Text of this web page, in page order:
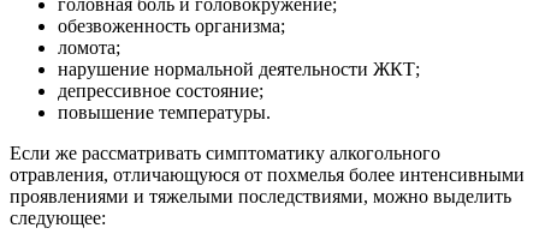
обезвоженность организма;
ломота;
нарушение нормальной деятельности ЖКТ;
депрессивное состояние;
повышение температуры.
Если же рассматривать симптоматику алкогольного
отравления, отличающуюся от похмелья более интенсивными
проявлениями и тяжелыми последствиями, можно выделить
следующее: